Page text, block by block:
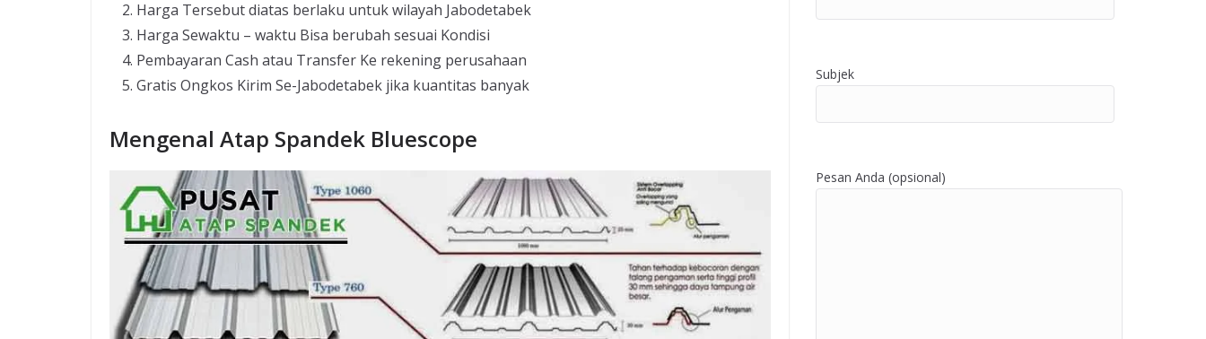
Harga Tersebut diatas berlaku untuk wilayah Jabodetabek
Harga Sewaktu – waktu Bisa berubah sesuai Kondisi
Pembayaran Cash atau Transfer Ke rekening perusahaan
Gratis Ongkos Kirim Se-Jabodetabek jika kuantitas banyak
Mengenal Atap Spandek Bluescope
Subjek
Pesan Anda (opsional)